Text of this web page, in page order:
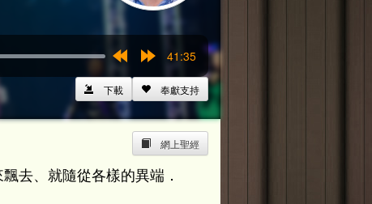
15s
15s
41:35
奉獻支持
下載
網上聖經
去、就隨從各樣的異端．